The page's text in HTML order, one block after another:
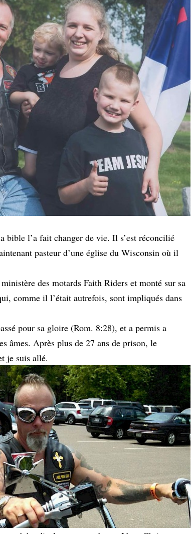
bible l’a fait changer de vie. Il s’est réconcilié
pasteur d’une église du Wisconsin où il
des motards Faith Riders et monté sur sa
comme il l’était autrefois, sont impliqués dans
pour sa gloire (Rom. 8:28), et a permis a
âmes. Après plus de 27 ans de prison, le
je suis allé.